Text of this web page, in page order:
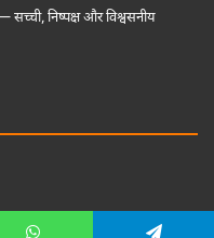
सच्ची, निष्पक्ष और विश्वसनीय